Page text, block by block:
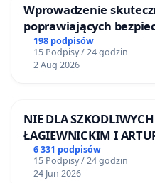
Wprowadzenie
poprawiających
Żeromskiego w Otwocku
198 podpisów
15 Podpisy / 24 godzin
2 Aug 2026
NIE DLA
ŁAGIEWNICKIM I
6 331 podpisów
15 Podpisy / 24 godzin
24 Jun 2026